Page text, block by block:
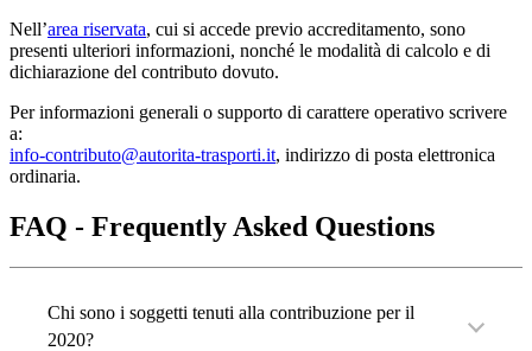
Nell’area riservata, cui si accede previo accreditamento, sono
presenti ulteriori informazioni, nonché le modalità di calcolo e di
dichiarazione del contributo dovuto.
Per informazioni generali o supporto di carattere operativo scrivere
a:
info-contributo@autorita-trasporti.it, indirizzo di posta elettronica
ordinaria.
FAQ ‐ Frequently Asked Questions
Chi sono i soggetti tenuti alla contribuzione per il
2020?